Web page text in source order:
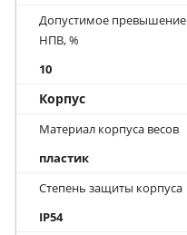
Допустимое превышение
НПВ, %
10
Корпус
Материал корпуса весов
пластик
Степень защиты корпуса
IP54